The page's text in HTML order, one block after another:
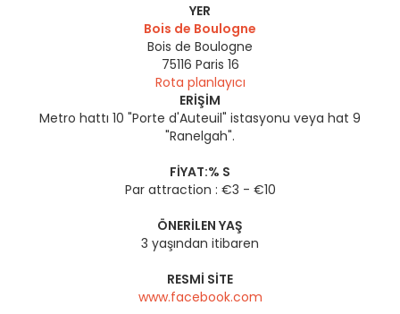
YER
Bois de Boulogne
Bois de Boulogne
75116 Paris 16
Rota planlayıcı
ERIŞIM
Metro hattı 10 "Porte d'Auteuil" istasyonu veya hat 9
"Ranelgah".
FIYAT:% S
Par attraction : €3 - €10
ÖNERILEN YAŞ
3 yaşından itibaren
RESMI SITE
www.facebook.com